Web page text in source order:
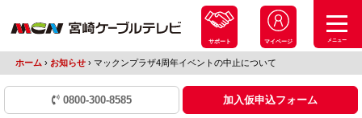
サポート マイページ メニュー
ホーム › お知らせ ›マックンプラザ4周年イベントの中止について
0800-300-8585 加入仮申込フォーム